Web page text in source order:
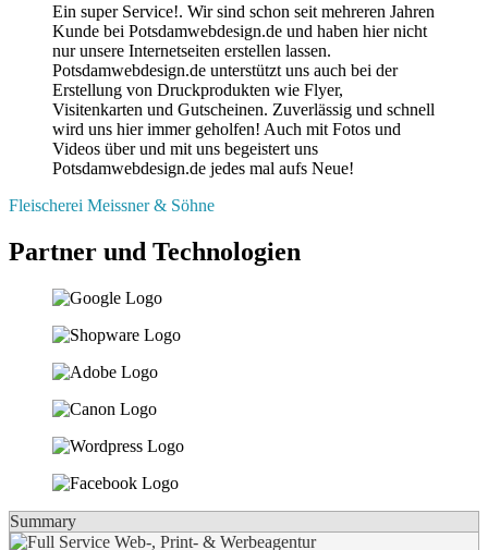
Ein super Service!. Wir sind schon seit mehreren Jahren
Kunde bei Potsdamwebdesign.de und haben hier nicht
nur unsere Internetseiten erstellen lassen.
Potsdamwebdesign.de unterstützt uns auch bei der
Erstellung von Druckprodukten wie Flyer,
Visitenkarten und Gutscheinen. Zuverlässig und schnell
wird uns hier immer geholfen! Auch mit Fotos und
Videos über und mit uns begeistert uns
Potsdamwebdesign.de jedes mal aufs Neue!
Fleischerei Meissner & Söhne
Partner und Technologien
Summary